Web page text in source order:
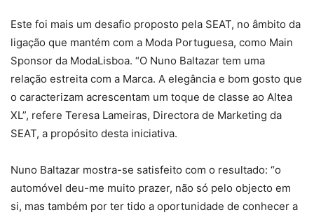
Este foi mais um desafio proposto pela SEAT, no âmbito da
ligação que mantém com a Moda Portuguesa, como Main
Sponsor da ModaLisboa. “O Nuno Baltazar tem uma
relação estreita com a Marca. A elegância e bom gosto que
o caracterizam acrescentam um toque de classe ao Altea
XL”, refere Teresa Lameiras, Directora de Marketing da
SEAT, a propósito desta iniciativa.
Nuno Baltazar mostra-se satisfeito com o resultado: “o
automóvel deu-me muito prazer, não só pelo objecto em
si, mas também por ter tido a oportunidade de conhecer a